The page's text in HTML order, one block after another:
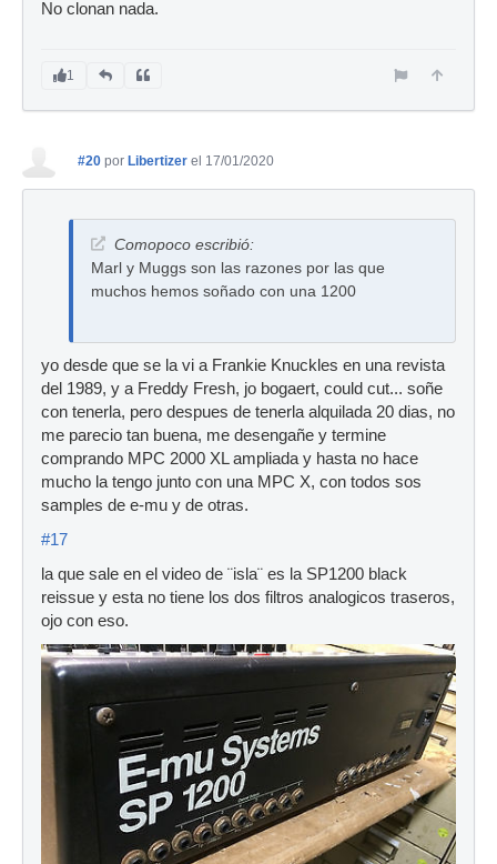
No clonan nada.
1
#20 por Libertizer el 17/01/2020
Comopoco escribió:
Marl y Muggs son las razones por las que
muchos hemos soñado con una 1200
yo desde que se la vi a Frankie Knuckles en una revista
del 1989, y a Freddy Fresh, jo bogaert, could cut... soñe
con tenerla, pero despues de tenerla alquilada 20 dias, no
me parecio tan buena, me desengañe y termine
comprando MPC 2000 XL ampliada y hasta no hace
mucho la tengo junto con una MPC X, con todos sos
samples de e-mu y de otras.
#17
la que sale en el video de ¨isla¨ es la SP1200 black
reissue y esta no tiene los dos filtros analogicos traseros,
ojo con eso.